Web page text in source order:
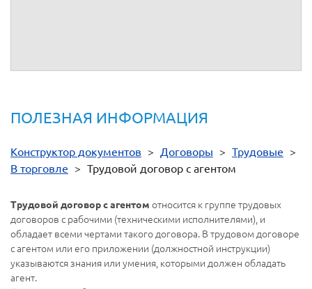
ПОЛЕЗНАЯ ИНФОРМАЦИЯ
Конструктор документов > Договоры > Трудовые >
В торговле > Трудовой договор с агентом
Трудовой договор с агентом относится к группе трудовых
договоров с рабочими (техническими исполнителями), и
обладает всеми чертами такого договора. В трудовом договоре
с агентом или его приложении (должностной инструкции)
указываются знания или умения, которыми должен обладать
агент.